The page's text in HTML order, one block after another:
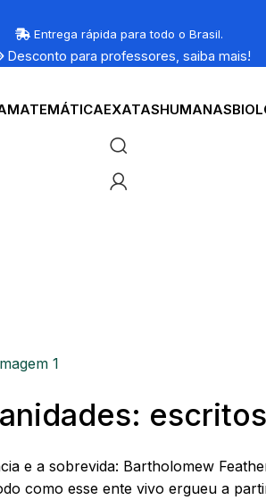
Entrega rápida para todo o Brasil.
Desconto para professores, saiba mais!
MATEMÁTICAEXATASHUMANAS
e a sobrevida: Bartholomew
como esse ente vivo ergueu a